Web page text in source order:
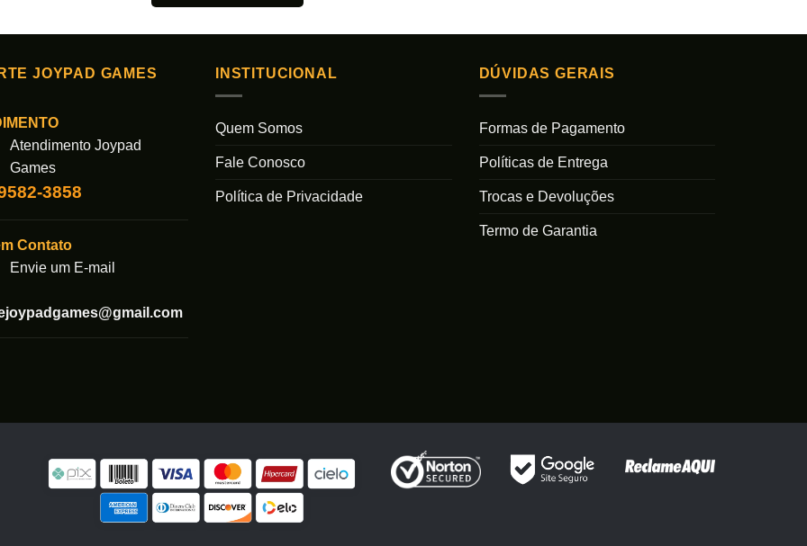
JOYPAD GAMES
Atendimento Joypad
Games
3858
Contato
Envie um E-mail
INSTITUCIONAL
Quem Somos
Fale Conosco
Política de Privacidade
DÚVIDAS GERAIS
Formas de Pagamento
Políticas de Entrega
Trocas e Devoluções
Termo de Garantia